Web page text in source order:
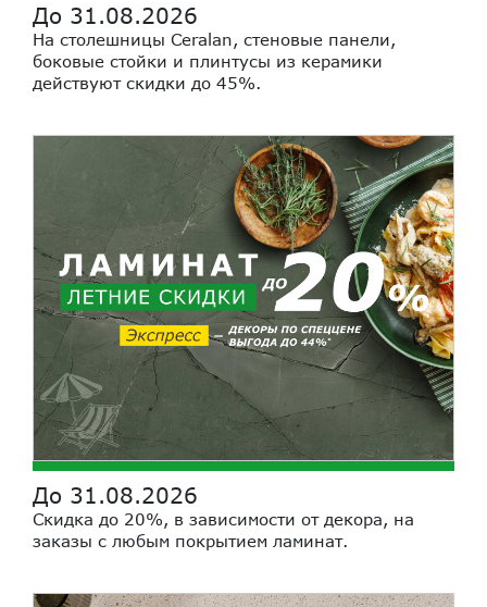
До 31.08.2026
На столешницы Ceralan, стеновые панели,
боковые стойки и плинтусы из керамики
действуют скидки до 45%.
До 31.08.2026
Скидка до 20%, в зависимости от декора, на
заказы с любым покрытием ламинат.